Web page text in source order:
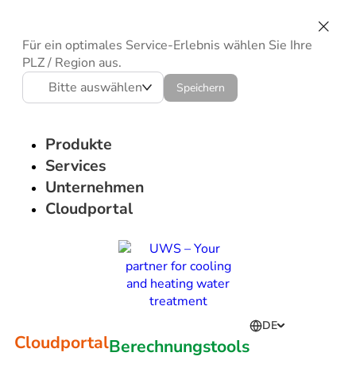
Für ein optimales Service-Erlebnis wählen Sie Ihre
PLZ / Region aus.
Bitte auswählen
Speichern
Produkte
Services
Unternehmen
Cloudportal
CloudportalBerechnungstools
DE